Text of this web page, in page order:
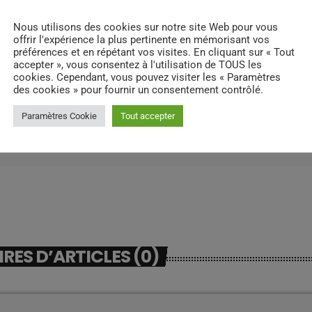
D’ARTICLES (0)
Nous utilisons des cookies sur notre site Web pour vous
offrir l'expérience la plus pertinente en mémorisant vos
préférences et en répétant vos visites. En cliquant sur « Tout
accepter », vous consentez à l'utilisation de TOUS les
cookies. Cependant, vous pouvez visiter les « Paramètres
des cookies » pour fournir un consentement contrôlé.
Paramètres Cookie Tout accepter